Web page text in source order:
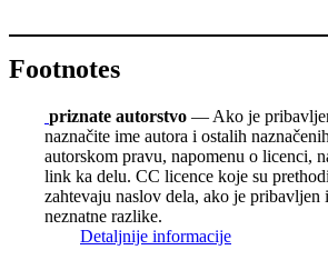
Footnotes
priznate autorstvo — Ako je
naznačite ime autora i ostalih
autorskom pravu, napomenu o licenci,
link ka delu. CC licence koje su
zahtevaju naslov dela, ako je pribavljen
neznatne razlike.
Detaljnije informacije